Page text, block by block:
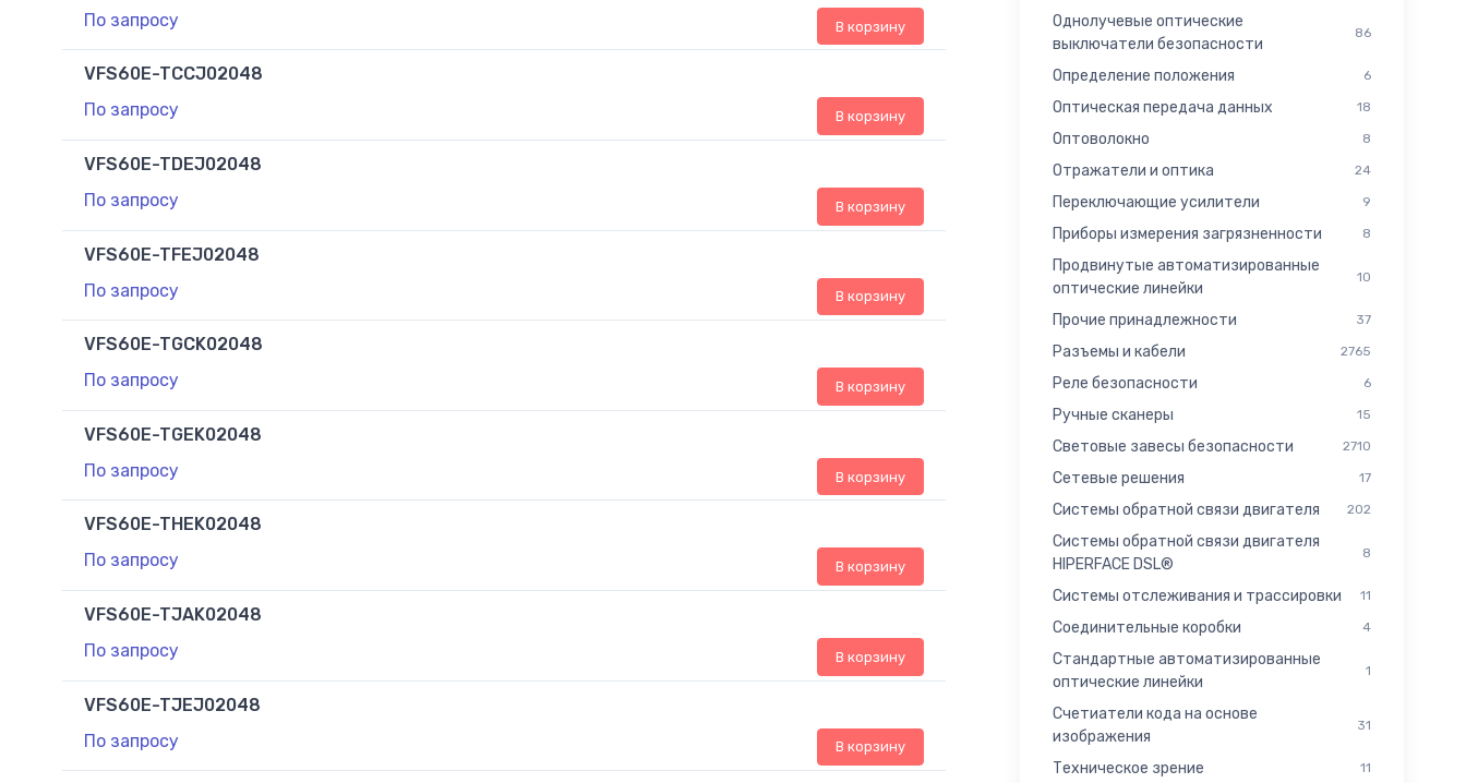
По запросу
В корзину
VFS60E-TCCJ02048
По запросу
В корзину
VFS60E-TDEJ02048
По запросу
В корзину
VFS60E-TFEJ02048
По запросу
В корзину
VFS60E-TGCK02048
По запросу
В корзину
VFS60E-TGEK02048
По запросу
В корзину
VFS60E-THEK02048
По запросу
В корзину
VFS60E-TJAK02048
По запросу
В корзину
VFS60E-TJEJ02048
По запросу
В корзину
Однолучевые оптические
выключатели безопасности
86
Определение положения 6
Оптическая передача данных 18
Оптоволокно 8
Отражатели и оптика 24
Переключающие усилители 9
Приборы измерения загрязненности 8
Продвинутые автоматизированные
оптические линейки
10
Прочие принадлежности 37
Разъемы и кабели 2765
Реле безопасности 6
Ручные сканеры 15
Световые завесы безопасности 2710
Сетевые решения 17
Системы обратной связи двигателя 202
Системы обратной связи двигателя
HIPERFACE DSL®
8
Системы отслеживания и трассировки 11
Соединительные коробки 4
Стандартные автоматизированные
оптические линейки
1
Счетиатели кода на основе
изображения
31
Техническое зрение 11